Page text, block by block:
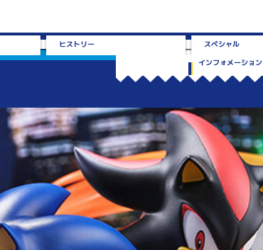
ヒストリー スペシャル
インフォメーション